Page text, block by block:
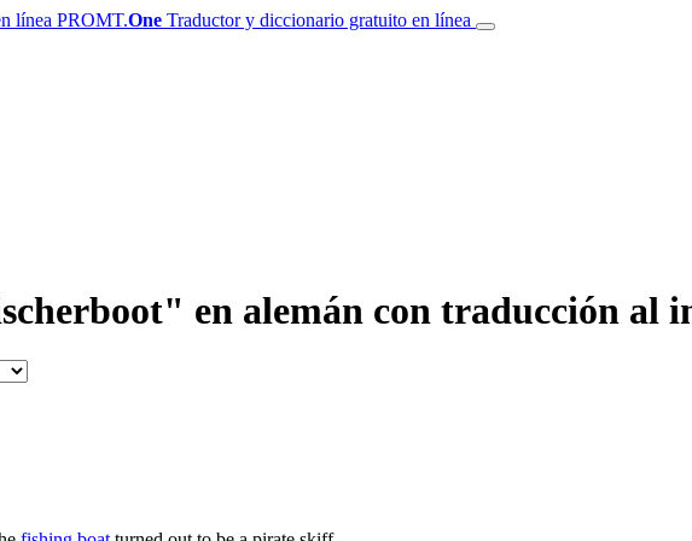
PROMT.One Traductor y diccionario gratuito en línea
en alemán con traducción al